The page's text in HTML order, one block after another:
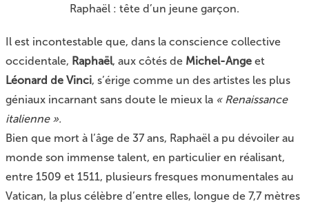
Raphaël : tête d’un jeune garçon.
Il est incontestable que, dans la conscience collective
occidentale, Raphaël, aux côtés de Michel-Ange et
Léonard de Vinci, s’érige comme un des artistes les plus
géniaux incarnant sans doute le mieux la « Renaissance
italienne ».
Bien que mort à l’âge de 37 ans, Raphaël a pu dévoiler au
monde son immense talent, en particulier en réalisant,
entre 1509 et 1511, plusieurs fresques monumentales au
Vatican, la plus célèbre d’entre elles, longue de 7,7 mètres